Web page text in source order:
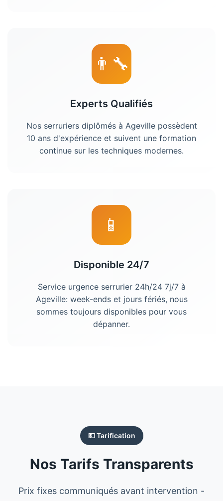
👨‍🔧
Experts Qualifiés
Nos serruriersdiplômés à Agevillepossèdent
10 ans d'expérience et suivent une formation
continue sur les techniques modernes.
📱
Disponible 24/7
Service urgence serrurier24h/24 7j/7 à
Ageville: week-ends et jours fériés, nous
sommes toujours disponibles pour vous
dépanner.
💵 Tarification
Nos Tarifs Transparents
Prix fixes communiqués avant intervention -